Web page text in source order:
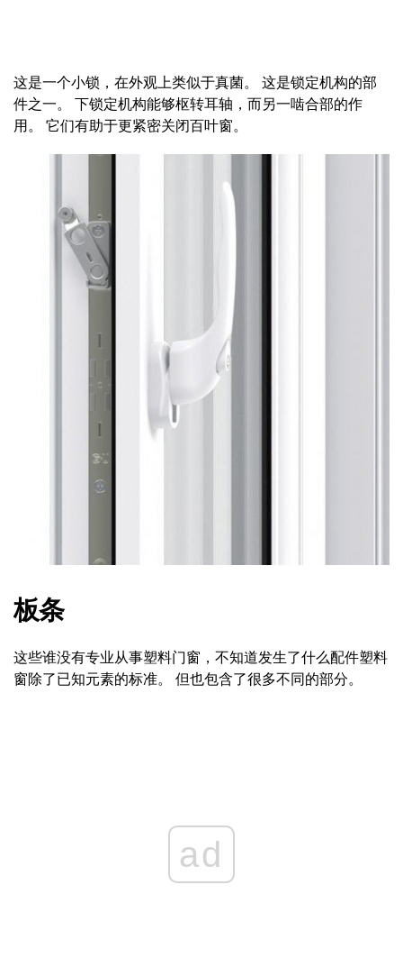
这是一个小锁，在外观上类似于真菌。 这是锁定机构的部
件之一。 下锁定机构能够枢转耳轴，而另一啮合部的作
用。 它们有助于更紧密关闭百叶窗。
板条
这些谁没有专业从事塑料门窗，不知道发生了什么配件塑料
窗除了已知元素的标准。 但也包含了很多不同的部分。
ad